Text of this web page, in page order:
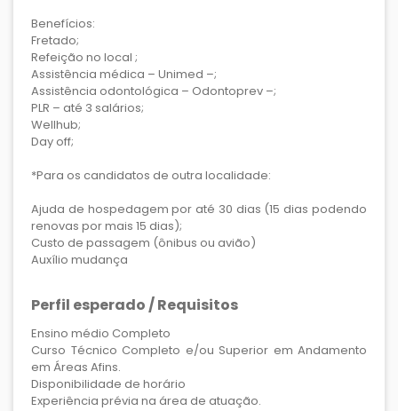
Benefícios:
Fretado;
Refeição no local ;
Assistência médica – Unimed –;
Assistência odontológica – Odontoprev –;
PLR – até 3 salários;
Wellhub;
Day off;
*Para os candidatos de outra localidade:
Ajuda de hospedagem por até 30 dias (15 dias podendo
renovas por mais 15 dias);
Custo de passagem (ônibus ou avião)
Auxílio mudança
Perfil esperado / Requisitos
Ensino médio Completo
Curso Técnico Completo e/ou Superior em Andamento
em Áreas Afins.
Disponibilidade de horário
Experiência prévia na área de atuação.